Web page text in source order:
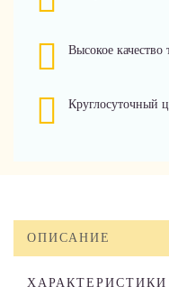
Высокое качество
Круглосуточный
ОПИСАНИЕ
ХАРАКТЕРИСТИКИ